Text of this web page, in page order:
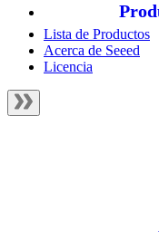
Lista de Productos
Acerca de Seeed
Licencia